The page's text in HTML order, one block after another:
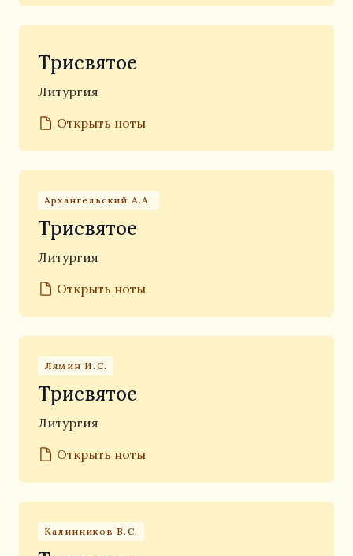
Трисвятое
Литургия
Открыть ноты
Архангельский А.А.
Трисвятое
Литургия
Открыть ноты
Лямин И.С.
Трисвятое
Литургия
Открыть ноты
Калинников В.С.